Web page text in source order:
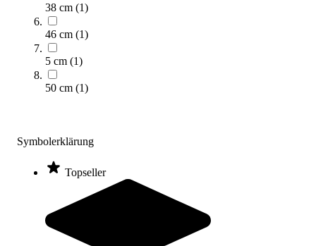
38 cm (1)
46 cm (1)
5 cm (1)
50 cm (1)
Symbolerklärung
Topseller
tanga sports® Faszien-Doppelball
10,30 €
Zum Produkt
Sofort lieferbar